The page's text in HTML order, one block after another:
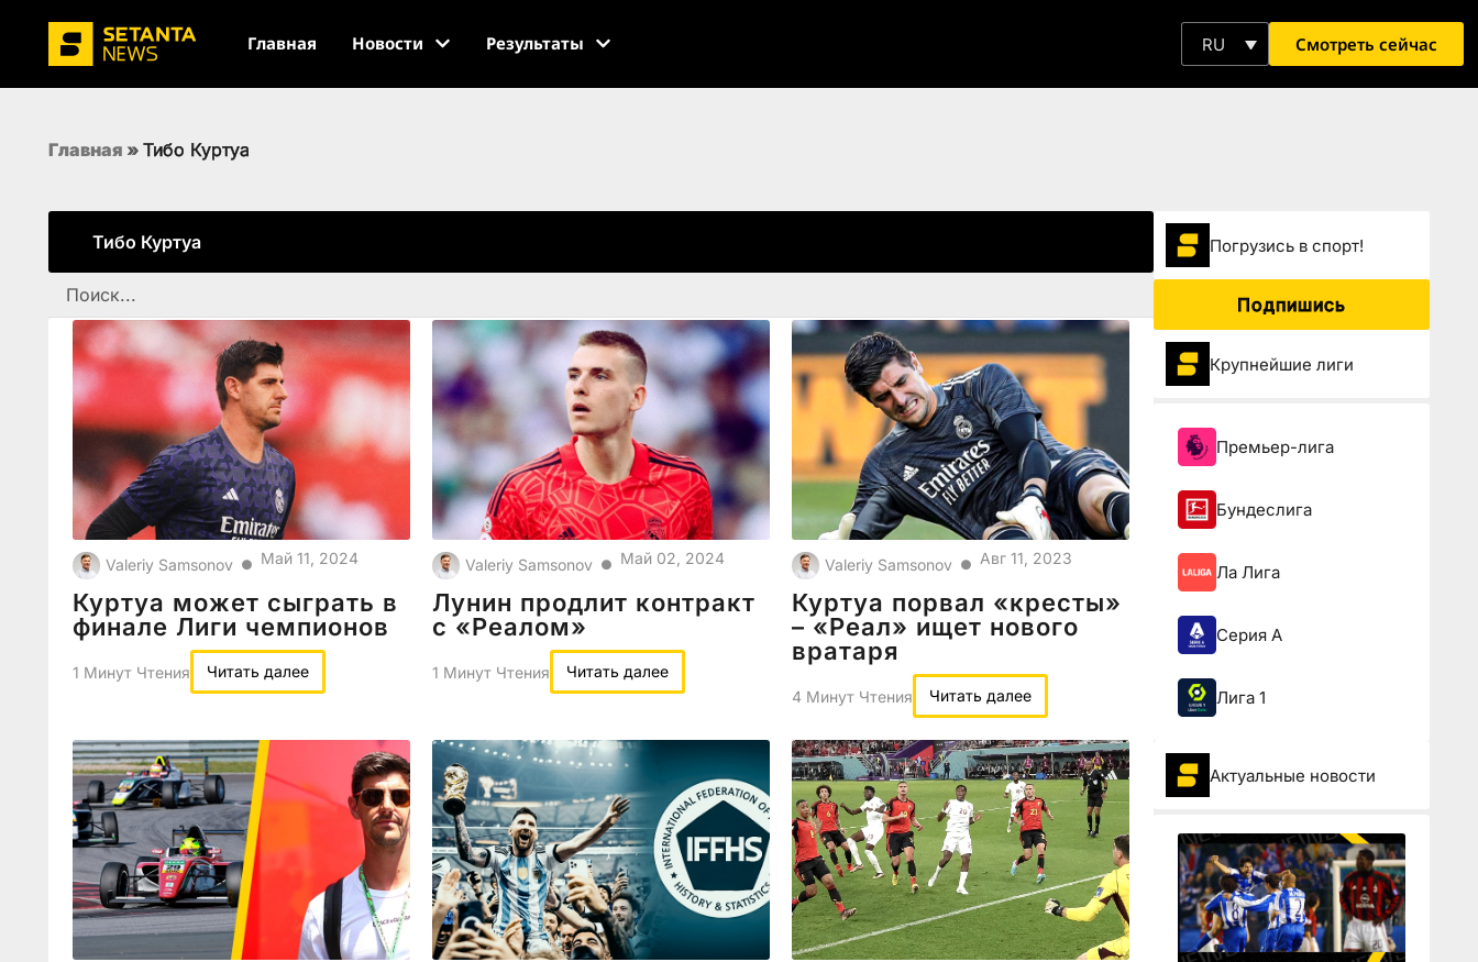
Главная Новости Результаты RU Смотреть сейчас
Главная » Тибо Куртуа
Тибо Куртуа
Valeriy Samsonov ● Май 11, 2024
Куртуа может сыграть в
финале Лиги чемпионов
1 Минут Чтения Читать далее
Valeriy Samsonov ● Май 02, 2024
Лунин продлит контракт
с «Реалом»
1 Минут Чтения Читать далее
Valeriy Samsonov ● Авг 11, 2023
Куртуа порвал «кресты»
– «Реал» ищет нового
вратаря
4 Минут Чтения Читать далее
Погрузиcь в спорт!
Подпишись
Крупнейшие лиги
Премьер-лига
Бундеслига
Ла Лига
Серия А
Лига 1
Актуальные новости